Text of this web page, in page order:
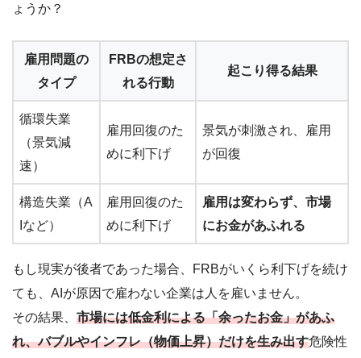
ょうか？
雇用問題の
タイプ
FRBの想定さ
れる行動
起こり得る結果
循環失業
（景気減
速）
雇用回復のた
めに利下げ
景気が刺激され、雇用
が回復
構造失業（A
Iなど）
雇用回復のた
めに利下げ
雇用は変わらず、市場
にお金があふれる
もし現実が後者であった場合、FRBがいくら利下げを続け
ても、AIが原因で雇わない企業は人を雇いません。
その結果、 市場には低金利による「余ったお金」があふ
れ、バブルやインフレ（物価上昇）だけを生み出す危険性